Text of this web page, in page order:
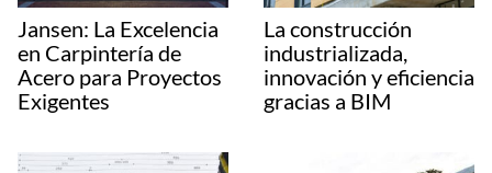
Jansen: La Excelencia
en Carpintería de
Acero para Proyectos
Exigentes
La construcción
industrializada,
innovación y eficiencia
gracias a BIM